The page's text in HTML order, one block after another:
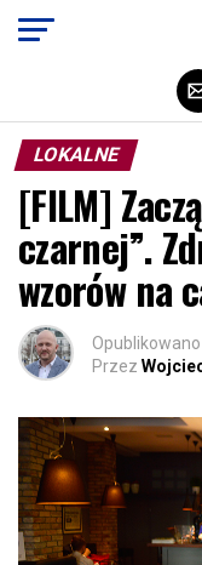
LOKALNE
[FILM]
czarnej”.
wzorów na
Opublikowano
Przez